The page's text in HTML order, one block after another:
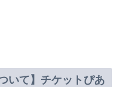
いて】チケットぴあ